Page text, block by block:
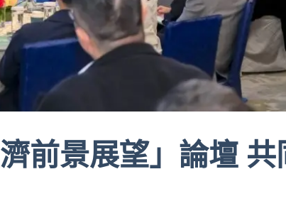
濟前景展望」論壇